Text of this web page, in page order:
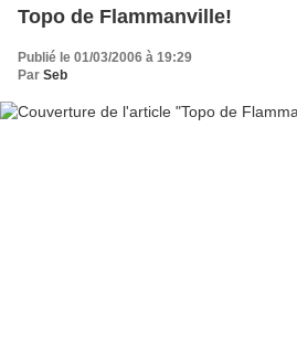
Topo de Flammanville!
Publié le 01/03/2006 à 19:29
Par Seb